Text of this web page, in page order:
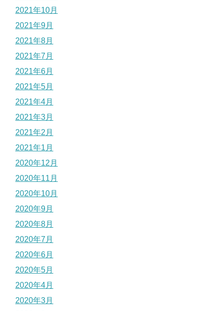
2021年10月
2021年9月
2021年8月
2021年7月
2021年6月
2021年5月
2021年4月
2021年3月
2021年2月
2021年1月
2020年12月
2020年11月
2020年10月
2020年9月
2020年8月
2020年7月
2020年6月
2020年5月
2020年4月
2020年3月